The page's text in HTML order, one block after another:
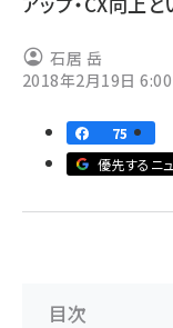
ecbeing
アスクル
base (1071)
ビィ・フォア
revico
石居 岳
2018年2月19日 6:00
75
優先するニ
目次